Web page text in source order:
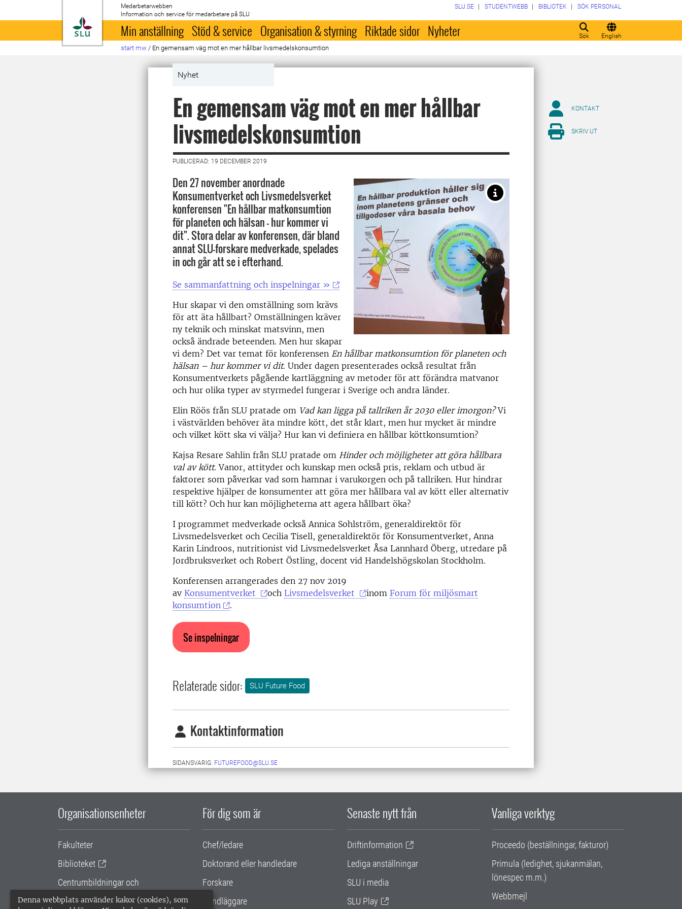
Denna webbplats använder kakor (cookies), som
Till startsida
Medarbetarwebben
Information och service för medarbetare på SLU
Sök English
SLU.SE STUDENTWEBB BIBLIOTEK SÖK PERSONAL
Min anställning Stöd & service Organisation & styrning Riktade sidor Nyheter
start mw / En gemensam väg mot en mer hållbar livsmedelskonsumtion
Nyhet
En gemensam väg mot en mer hållbar
livsmedelskonsumtion
PUBLICERAD: 19 DECEMBER 2019
Den 27 november anordnade
Konsumentverket och Livsmedelsverket
konferensen "En hållbar matkonsumtion
för planeten och hälsan – hur kommer vi
dit". Stora delar av konferensen, där bland
annat SLU-forskare medverkade, spelades
in och går att se i efterhand.
Se sammanfattning och inspelningar »
Hur skapar vi den omställning som krävs
för att äta hållbart? Omställningen kräver
ny teknik och minskat matsvinn, men
också ändrade beteenden. Men hur skapar
vi dem? Det var temat för konferensen En hållbar matkonsumtion för planeten och
hälsan – hur kommer vi dit. Under dagen presenterades också resultat från
Konsumentverkets pågående kartläggning av metoder för att förändra matvanor
och hur olika typer av styrmedel fungerar i Sverige och andra länder.
Elin Röös från SLU pratade om Vad kan ligga på tallriken år 2030 eller imorgon?Vi
i västvärlden behöver äta mindre kött, det står klart, men hur mycket är mindre
och vilket kött ska vi välja? Hur kan vi definiera en hållbar köttkonsumtion?
Kajsa Resare Sahlin från SLU pratade om Hinder och möjligheter att göra hållbara
val av kött. Vanor, attityder och kunskap men också pris, reklam och utbud är
faktorer som påverkar vad som hamnar i varukorgen och på tallriken. Hur hindrar
respektive hjälper de konsumenter att göra mer hållbara val av kött eller alternativ
till kött? Och hur kan möjligheterna att agera hållbart öka?
I programmet medverkade också Annica Sohlström, generaldirektör för
Livsmedelsverket och Cecilia Tisell, generaldirektör för Konsumentverket, Anna
Karin Lindroos, nutritionist vid Livsmedelsverket Åsa Lannhard Öberg, utredare på
Jordbruksverket och Robert Östling, docent vid Handelshögskolan Stockholm.
Konferensen arrangerades den 27 nov 2019
av Konsumentverket och Livsmedelsverket inomForum för miljösmart
konsumtion
.
Se inspelningar
Relaterade sidor: SLU Future Food
Kontaktinformation
SIDANSVARIG: FUTUREFOOD@SLU.SE
KONTAKT
SKRIV UT
Organisationsenheter
Fakulteter
Biblioteket
Centrumbildningar och
samarbetsprojekt
För dig som är
Chef/ledare
Doktorand eller handledare
Forskare
Handläggare
Senaste nytt från
Driftinformation
Lediga anställningar
SLU i media
SLU Play
Vanliga verktyg
Proceedo (beställningar, fakturor)
Primula (ledighet, sjukanmälan,
lönespec m.m.)
Webbmejl